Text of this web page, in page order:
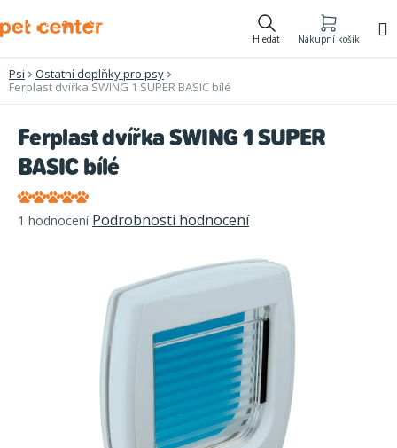
na
Hledat Nákupní košík
Psi
Ostatní doplňky pro psy
Ferplast dvířka SWING 1 SUPER BASIC bílé
Ferplast dvířka SWING 1 SUPER
BASIC bílé
Průměrné
hodnocení
1 hodnocení Podrobnosti hodnocení